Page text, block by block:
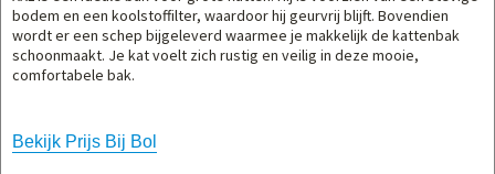
bodem en een koolstoffilter, waardoor hij geurvrij blijft. Bovendien
wordt er een schep bijgeleverd waarmee je makkelijk de kattenbak
schoonmaakt. Je kat voelt zich rustig en veilig in deze mooie,
comfortabele bak.
Bekijk Prijs Bij Bol